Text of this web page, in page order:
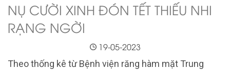
NỤ CƯỜI XINH ĐÓN TẾT THIẾU NHI
RẠNG NGỜI
19-05-2023
Theo thống kê từ Bệnh viện răng hàm mặt Trung